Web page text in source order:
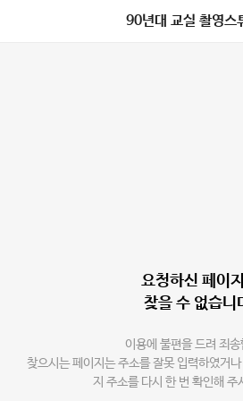
90년대 교실 촬영스
요청하신 페이
찾을 수 없습니
이용에 불편을 드려 죄
찾으시는 페이지는 주소를 잘못 입력하였거
지 주소를 다시 한 번 확인해 주